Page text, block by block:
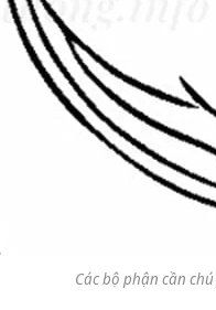
Các bộ phận cần